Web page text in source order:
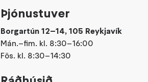
Þjónustuver
Borgartún 12–14, 105 Reykjavík
Mán.–fim. kl. 8:30–16:00
Fös. kl. 8:30–14:30